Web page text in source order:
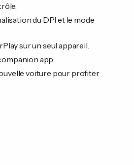
du DPI et le mode
sur un seul appareil.
app.
voiture pour profiter